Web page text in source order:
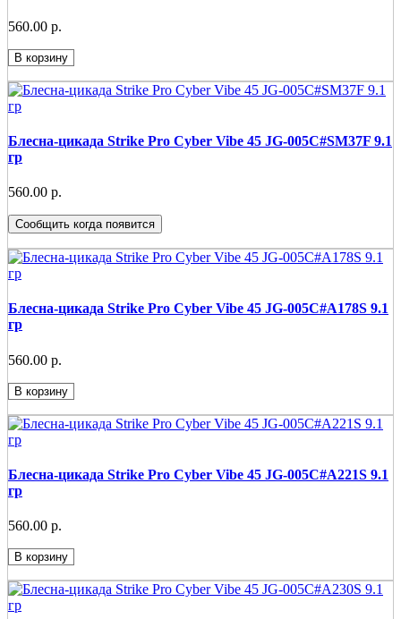
560.00 р.
В корзину
Блесна-цикада Strike Pro Cyber Vibe 45 JG-005C#SM37F 9.1
гр
560.00 р.
Сообщить когда появится
Блесна-цикада Strike Pro Cyber Vibe 45 JG-005C#A178S 9.1
гр
560.00 р.
В корзину
Блесна-цикада Strike Pro Cyber Vibe 45 JG-005C#A221S 9.1
гр
560.00 р.
В корзину